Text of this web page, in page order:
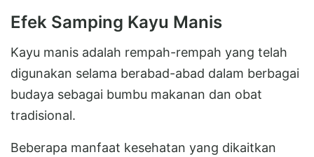
Efek Samping Kayu Manis
Kayu manis adalah rempah-rempah yang telah
digunakan selama berabad-abad dalam berbagai
budaya sebagai bumbu makanan dan obat
tradisional.
Beberapa manfaat kesehatan yang dikaitkan